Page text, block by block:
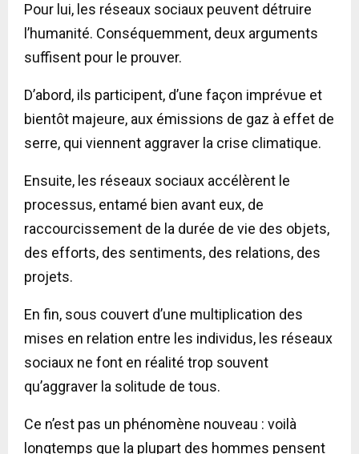
Pour lui, les réseaux sociaux peuvent détruire
l’humanité. Conséquemment, deux arguments
suffisent pour le prouver.
D’abord, ils participent, d’une façon imprévue et
bientôt majeure, aux émissions de gaz à effet de
serre, qui viennent aggraver la crise climatique.
Ensuite, les réseaux sociaux accélèrent le
processus, entamé bien avant eux, de
raccourcissement de la durée de vie des objets,
des efforts, des sentiments, des relations, des
projets.
En fin, sous couvert d’une multiplication des
mises en relation entre les individus, les réseaux
sociaux ne font en réalité trop souvent
qu’aggraver la solitude de tous.
Ce n’est pas un phénomène nouveau : voilà
longtemps que la plupart des hommes pensent